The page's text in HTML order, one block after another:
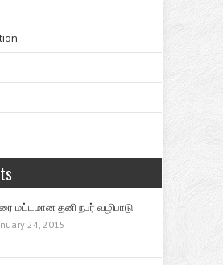
மட்டமான தனி நபர் வழிபாடு
24, 2015